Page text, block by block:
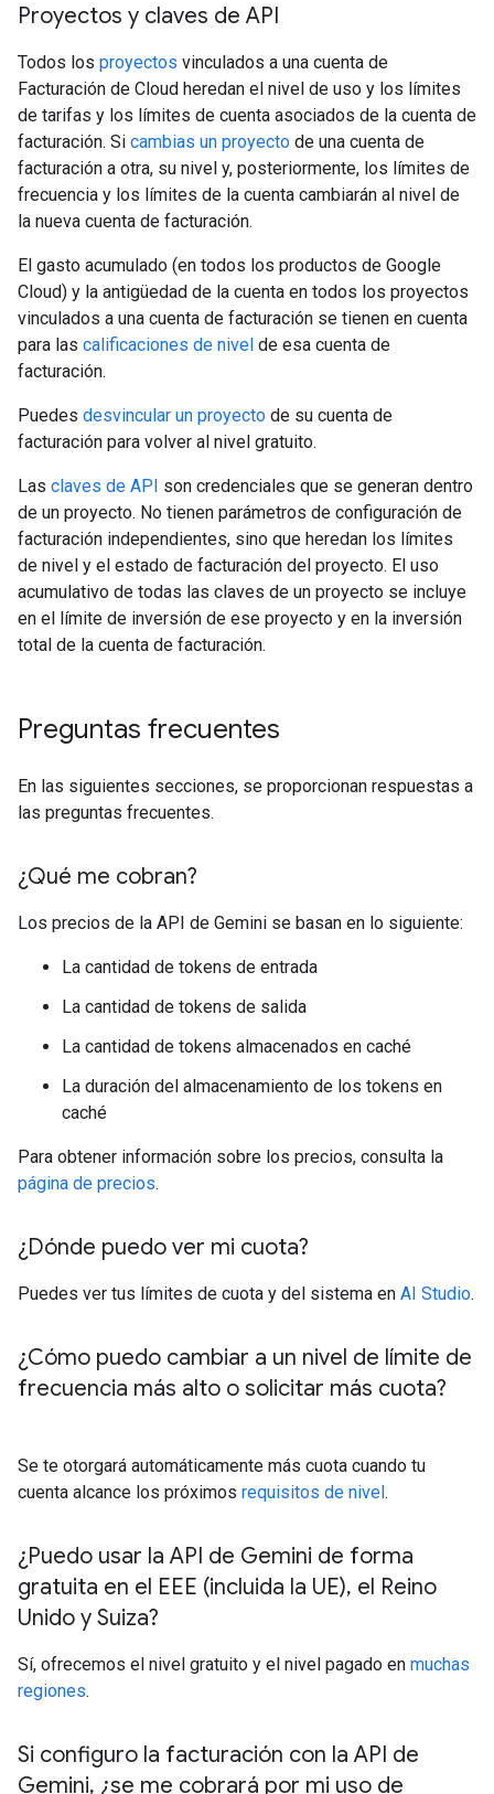
Proyectos y claves de API
Todos los proyectos vinculados a una cuenta de
Facturación de Cloud heredan el nivel de uso y los límites
de tarifas y los límites de cuenta asociados de la cuenta de
facturación. Si cambias un proyecto de una cuenta de
facturación a otra, su nivel y, posteriormente, los límites de
frecuencia y los límites de la cuenta cambiarán al nivel de
la nueva cuenta de facturación.
El gasto acumulado (en todos los productos de Google
Cloud) y la antigüedad de la cuenta en todos los proyectos
vinculados a una cuenta de facturación se tienen en cuenta
para las calificaciones de nivel de esa cuenta de
facturación.
Puedes desvincular un proyecto de su cuenta de
facturación para volver al nivel gratuito.
Las claves de API son credenciales que se generan dentro
de un proyecto. No tienen parámetros de configuración de
facturación independientes, sino que heredan los límites
de nivel y el estado de facturación del proyecto. El uso
acumulativo de todas las claves de un proyecto se incluye
en el límite de inversión de ese proyecto y en la inversión
total de la cuenta de facturación.
Preguntas frecuentes
En las siguientes secciones, se proporcionan respuestas a
las preguntas frecuentes.
¿Qué me cobran?
Los precios de la API de Gemini se basan en lo siguiente:
La cantidad de tokens de entrada
La cantidad de tokens de salida
La cantidad de tokens almacenados en caché
La duración del almacenamiento de los tokens en
caché
Para obtener información sobre los precios, consulta la
página de precios.
¿Dónde puedo ver mi cuota?
Puedes ver tus límites de cuota y del sistema en AI Studio.
¿Cómo puedo cambiar a un nivel de límite de
frecuencia más alto o solicitar más cuota?
Se te otorgará automáticamente más cuota cuando tu
cuenta alcance los próximos requisitos de nivel.
¿Puedo usar la API de Gemini de forma
gratuita en el EEE (incluida la UE), el Reino
Unido y Suiza?
Sí, ofrecemos el nivel gratuito y el nivel pagado en muchas
regiones.
Si configuro la facturación con la API de
Gemini, ¿se me cobrará por mi uso de